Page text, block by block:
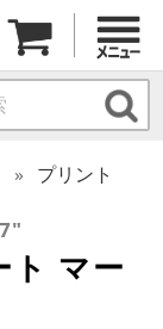
プリント
ト マー